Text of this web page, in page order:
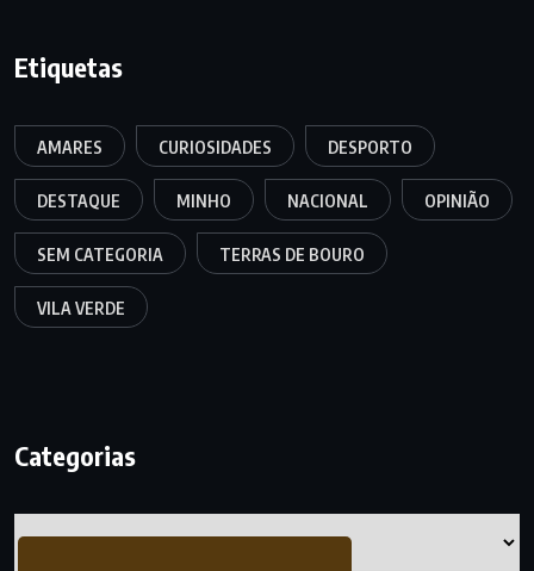
Etiquetas
AMARES CURIOSIDADES DESPORTO
DESTAQUE MINHO NACIONAL OPINIÃO
SEM CATEGORIA TERRAS DE BOURO
VILA VERDE
Categorias